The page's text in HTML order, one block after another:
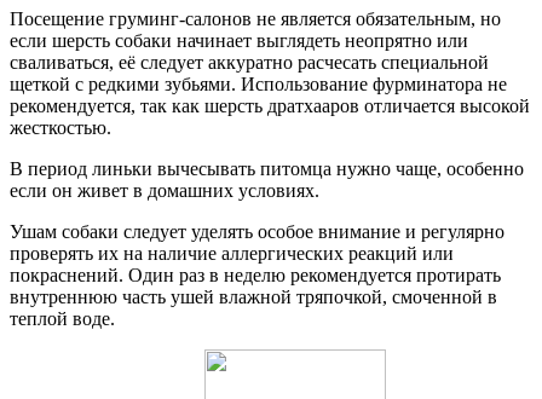
Посещение груминг-салонов не является обязательным, но
если шерсть собаки начинает выглядеть неопрятно или
сваливаться, её следует аккуратно расчесать специальной
щеткой с редкими зубьями. Использование фурминатора не
рекомендуется, так как шерсть дратхааров отличается высокой
жесткостью.
В период линьки вычесывать питомца нужно чаще, особенно
если он живет в домашних условиях.
Ушам собаки следует уделять особое внимание и регулярно
проверять их на наличие аллергических реакций или
покраснений. Один раз в неделю рекомендуется протирать
внутреннюю часть ушей влажной тряпочкой, смоченной в
теплой воде.